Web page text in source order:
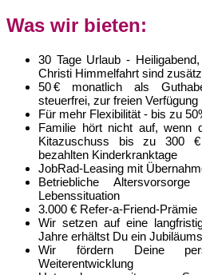
Was wir bieten:
30 Tage Urlaub -
Christi Himmelfahrt sind
50 € monatlich als
steuerfrei, zur freien Verfügung
Für mehr Flexibilität - bis zu
Familie hört nicht auf, wenn
Kitazuschuss bis zu 300
bezahlten Kinderkranktage
JobRad-Leasing mit
Betriebliche
Lebenssituation
3.000 € Refer-a-Friend-Prämie
Wir setzen auf eine
Jahre erhältst Du ein
Wir fördern Deine
Weiterentwicklung